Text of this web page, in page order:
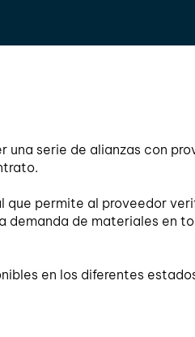
serie de alianzas con
que permite al proveedor
demanda de materiales en
en los diferentes